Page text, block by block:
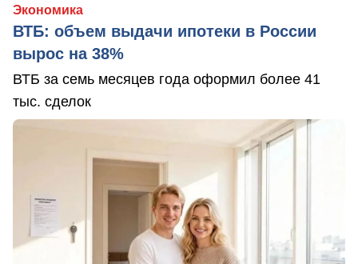
Экономика
ВТБ: объем выдачи ипотеки в России
вырос на 38%
ВТБ за семь месяцев года оформил более 41
тыс. сделок